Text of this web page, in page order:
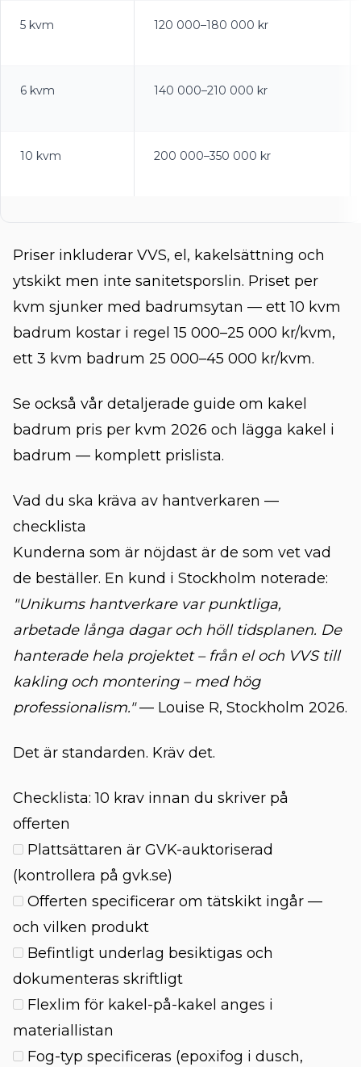
5 kvm 120 000–180 000 kr
6 kvm 140 000–210 000 kr
10 kvm 200 000–350 000 kr
Priser inkluderar VVS, el, kakelsättning och
ytskikt men inte sanitetsporslin. Priset per
kvm sjunker med badrumsytan — ett 10 kvm
badrum kostar i regel 15 000–25 000 kr/kvm,
ett 3 kvm badrum 25 000–45 000 kr/kvm.
Se också vår detaljerade guide om kakel
badrum pris per kvm 2026 och lägga kakel i
badrum — komplett prislista.
Vad du ska kräva av hantverkaren —
checklista
Kunderna som är nöjdast är de som vet vad
de beställer. En kund i Stockholm noterade:
"Unikums hantverkare var punktliga,
arbetade långa dagar och höll tidsplanen. De
hanterade hela projektet – från el och VVS till
kakling och montering – med hög
professionalism."— Louise R, Stockholm 2026.
Det är standarden. Kräv det.
Checklista: 10 krav innan du skriver på
offerten
Plattsättaren är GVK-auktoriserad
(kontrollera på gvk.se)
Offerten specificerar om tätskikt ingår —
och vilken produkt
Befintligt underlag besiktigas och
dokumenteras skriftligt
Flexlim för kakel-på-kakel anges i
materiallistan
Fog-typ specificeras (epoxifog i dusch,